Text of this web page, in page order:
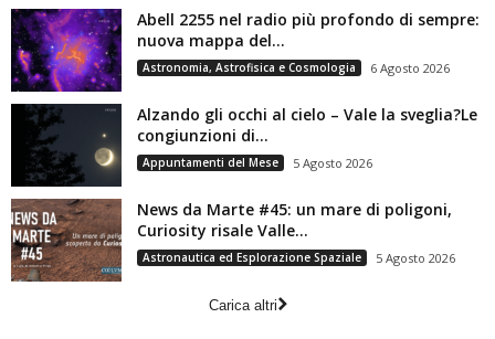
Abell 2255 nel radio più profondo di sempre:
nuova mappa del...
Astronomia, Astrofisica e Cosmologia 6 Agosto 2026
Alzando gli occhi al cielo – Vale la sveglia?Le
congiunzioni di...
Appuntamenti del Mese 5 Agosto 2026
News da Marte #45: un mare di poligoni,
Curiosity risale Valle...
Astronautica ed Esplorazione Spaziale 5 Agosto 2026
Carica altri